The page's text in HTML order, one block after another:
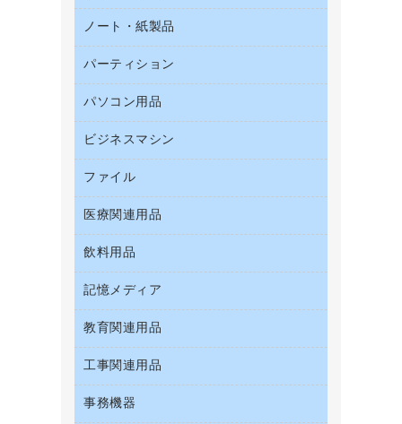
作業用雑貨
作業用手袋
倉庫収納用品
防災用品
養生用品
応接イス・ベンチ
デスク
ミーティングテーブル
建築・作業用品
ノート・紙製品
ノート
バインダーノート
ルーズリーフ
各種用紙
額縁
帳簿
典礼用品
伝票
パーティション
パーティション
ホワイトボード・黒板
パソコン用品
ＨＤＤ／ＳＳＤ
ＬＡＮケーブル
ＯＡクリーナー／エアダスター
ＯＡフィルター
ＵＳＢハブ／ＵＳＢアクセサリー
スマートフォン／モバイル周辺機器
セキュリティ用品
ディスプレイモニター
ビジネスマシン
ＵＳＢメモリ
インクジェットプリンタ／複合機
スキャナー
デジタルカメラ
ファクシミリ
メモリーカード
レーザープリンタ／複合機
電話機
ファイル
２穴リフィル・２穴インデックス
３０穴リフィル・３０穴インデックス
Ｚ式ファイル
カードケース
クリップボード
クリヤーブック（差替式）
クリヤーホルダー
医療関連用品
医療関連用品
介護用品
感染症対策用品
管理医療機器
使い捨て手袋
飲料用品
インスタントコーヒー
お茶備品
コーヒーメーカー・備品
ソフトドリンク
ミネラルウォーター
記憶メディア
ＣＤ－Ｒ
ＣＤ－ＲＷ
ＤＶＤ
ブルーレイディスク
教育関連用品
教育関連用品
工事関連用品
屋外用品
事務機器